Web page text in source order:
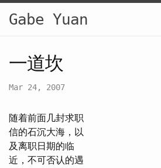
Gabe Yuan
一道坎
Mar 24, 2007
随着前面几封求职
信的石沉大海，以
及离职日期的临
近，不可否认的遇